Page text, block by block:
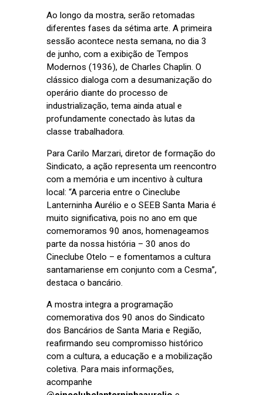
Ao longo da mostra, serão retomadas
diferentes fases da sétima arte. A primeira
sessão acontece nesta semana, no dia 3
de junho, com a exibição de Tempos
Modernos (1936), de Charles Chaplin. O
clássico dialoga com a desumanização do
operário diante do processo de
industrialização, tema ainda atual e
profundamente conectado às lutas da
classe trabalhadora.
Para Carilo Marzari, diretor de formação do
Sindicato, a ação representa um reencontro
com a memória e um incentivo à cultura
local: “A parceria entre o Cineclube
Lanterninha Aurélio e o SEEB Santa Maria é
muito significativa, pois no ano em que
comemoramos 90 anos, homenageamos
parte da nossa história – 30 anos do
Cineclube Otelo – e fomentamos a cultura
santamariense em conjunto com a Cesma”,
destaca o bancário.
A mostra integra a programação
comemorativa dos 90 anos do Sindicato
dos Bancários de Santa Maria e Região,
reafirmando seu compromisso histórico
com a cultura, a educação e a mobilização
coletiva. Para mais informações,
acompanhe